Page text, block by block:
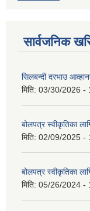
सार्वजनिक
सिलबन्दी दरभाउ
मिति: 03/30/2026 -
बोलपत्र स्वीकृतिका
मिति: 02/09/2025 -
बोलपत्र स्वीकृतिका
मिति: 05/26/2024 -